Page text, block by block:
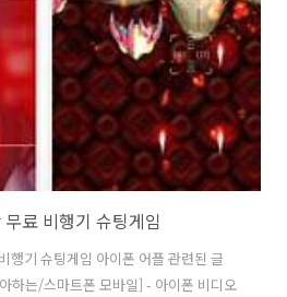
료 비행기 슈팅게임
행기 슈팅게임 아이폰 어플 관련된 글
하는/스마트폰 모바일] - 아이폰 비디오